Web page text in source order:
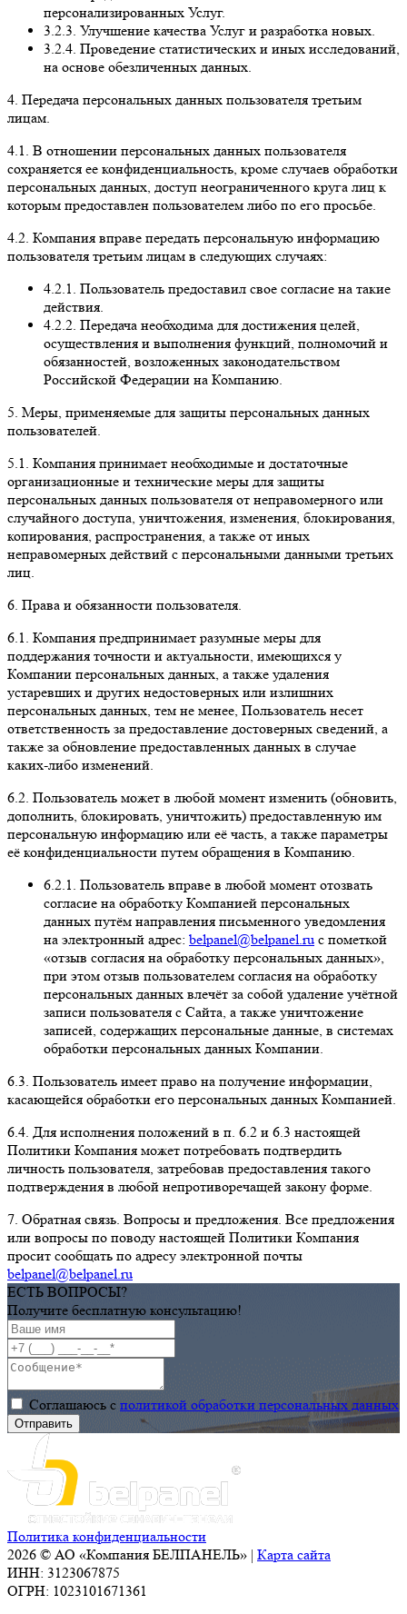
персонализированных Услуг.
3.2.3. Улучшение качества Услуг и разработка новых.
3.2.4. Проведение статистических и иных исследований,
на основе обезличенных данных.
4. Передача персональных данных пользователя третьим
лицам.
4.1. В отношении персональных данных пользователя
сохраняется ее конфиденциальность, кроме случаев обработки
персональных данных, доступ неограниченного круга лиц к
которым предоставлен пользователем либо по его просьбе.
4.2. Компания вправе передать персональную информацию
пользователя третьим лицам в следующих случаях:
4.2.1. Пользователь предоставил свое согласие на такие
действия.
4.2.2. Передача необходима для достижения целей,
осуществления и выполнения функций, полномочий и
обязанностей, возложенных законодательством
Российской Федерации на Компанию.
5. Меры, применяемые для защиты персональных данных
пользователей.
5.1. Компания принимает необходимые и достаточные
организационные и технические меры для защиты
персональных данных пользователя от неправомерного или
случайного доступа, уничтожения, изменения, блокирования,
копирования, распространения, а также от иных
неправомерных действий с персональными данными третьих
лиц.
6. Права и обязанности пользователя.
6.1. Компания предпринимает разумные меры для
поддержания точности и актуальности, имеющихся у
Компании персональных данных, а также удаления
устаревших и других недостоверных или излишних
персональных данных, тем не менее, Пользователь несет
ответственность за предоставление достоверных сведений, а
также за обновление предоставленных данных в случае
каких-либо изменений.
6.2. Пользователь может в любой момент изменить (обновить,
дополнить, блокировать, уничтожить) предоставленную им
персональную информацию или её часть, а также параметры
её конфиденциальности путем обращения в Компанию.
6.2.1. Пользователь вправе в любой момент отозвать
согласие на обработку Компанией персональных
данных путём направления письменного уведомления
на электронный адрес: belpanel@belpanel.ru с пометкой
«отзыв согласия на обработку персональных данных»,
при этом отзыв пользователем согласия на обработку
персональных данных влечёт за собой удаление учётной
записи пользователя с Сайта, а также уничтожение
записей, содержащих персональные данные, в системах
обработки персональных данных Компании.
6.3. Пользователь имеет право на получение информации,
касающейся обработки его персональных данных Компанией.
6.4. Для исполнения положений в п. 6.2 и 6.3 настоящей
Политики Компания может потребовать подтвердить
личность пользователя, затребовав предоставления такого
подтверждения в любой непротиворечащей закону форме.
7. Обратная связь. Вопросы и предложения. Все предложения
или вопросы по поводу настоящей Политики Компания
просит сообщать по адресу электронной почты
belpanel@belpanel.ru
ЕСТЬ ВОПРОСЫ?
Получите бесплатную консультацию!
Соглашаюсь с политикой обработки персональных данных
Политика конфиденциальности
2026 © АО «Компания БЕЛПАНЕЛЬ» | Карта сайта
ИНН: 3123067875
ОГРН: 1023101671361